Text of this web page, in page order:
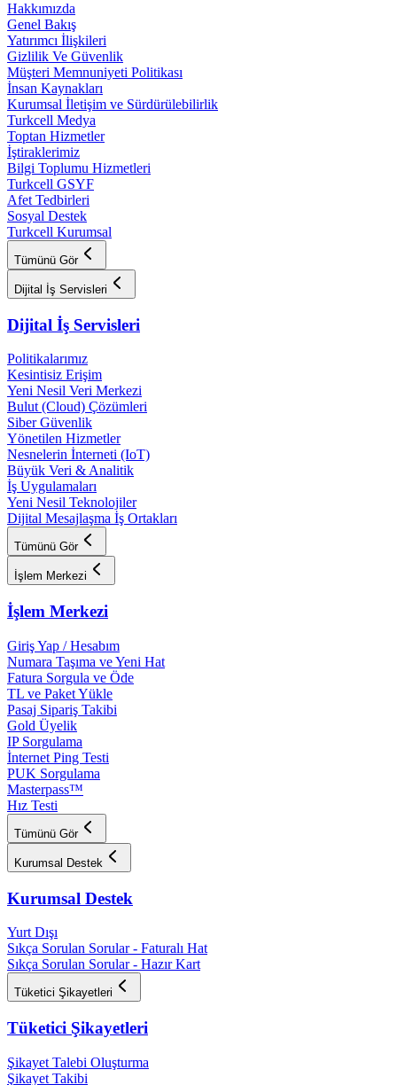
Hakkımızda
Genel Bakış
Yatırımcı İlişkileri
Gizlilik Ve Güvenlik
Müşteri Memnuniyeti Politikası
İnsan Kaynakları
Kurumsal İletişim ve Sürdürülebilirlik
Turkcell Medya
Toptan Hizmetler
İştiraklerimiz
Bilgi Toplumu Hizmetleri
Turkcell GSYF
Afet Tedbirleri
Sosyal Destek
Turkcell Kurumsal
Tümünü Gör
Dijital İş Servisleri
Dijital İş Servisleri
Politikalarımız
Kesintisiz Erişim
Yeni Nesil Veri Merkezi
Bulut (Cloud) Çözümleri
Siber Güvenlik
Yönetilen Hizmetler
Nesnelerin İnterneti (IoT)
Büyük Veri & Analitik
İş Uygulamaları
Yeni Nesil Teknolojiler
Dijital Mesajlaşma İş Ortakları
Tümünü Gör
İşlem Merkezi
İşlem Merkezi
Giriş Yap / Hesabım
Numara Taşıma ve Yeni Hat
Fatura Sorgula ve Öde
TL ve Paket Yükle
Pasaj Sipariş Takibi
Gold Üyelik
IP Sorgulama
İnternet Ping Testi
PUK Sorgulama
Masterpass™
Hız Testi
Tümünü Gör
Kurumsal Destek
Kurumsal Destek
Yurt Dışı
Sıkça Sorulan Sorular - Faturalı Hat
Sıkça Sorulan Sorular - Hazır Kart
Tüketici Şikayetleri
Tüketici Şikayetleri
Şikayet Talebi Oluşturma
Şikayet Takibi